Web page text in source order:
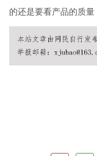
的还是要看产品的质量